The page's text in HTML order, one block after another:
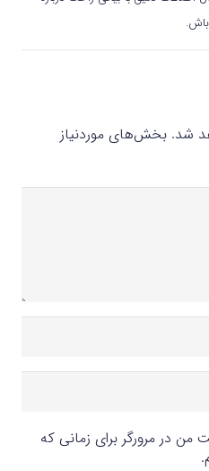
شد. بخش‌های موردنیاز
من در مرورگر برای زمانی که